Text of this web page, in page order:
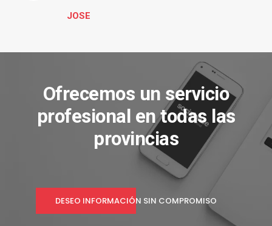
JOSE
Ofrecemos un servicio
profesional en todas las
provincias
DESEO INFORMACIÓN SIN COMPROMISO